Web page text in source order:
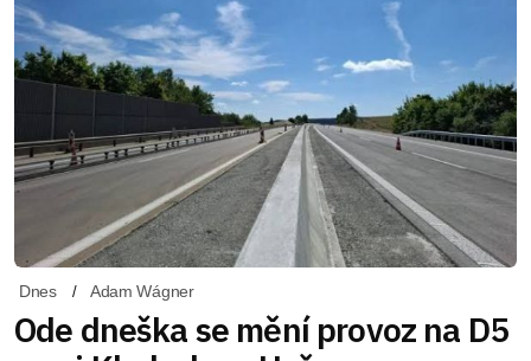
Dnes Adam Wágner
Ode dneška se mění provoz na D5